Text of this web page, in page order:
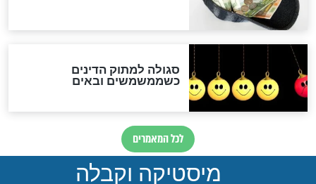
אחרית הימים
האם אפשר לחשב את הקץ?